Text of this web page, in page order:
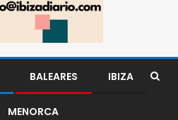
BALEARES IBIZA
MENORCA